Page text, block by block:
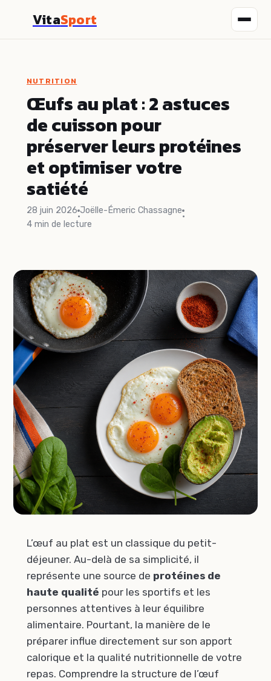
VitaSport
Nutrition
Sport
Santé
Bien-être
NUTRITION
Œufs au plat : 2 astuces
de cuisson pour
préserver leurs protéines
et optimiser votre
satiété
28 juin 2026
·
Joëlle-Émeric Chassagne
·
4 min de lecture
L’œuf au plat est un classique du petit-
déjeuner. Au-delà de sa simplicité, il
représente une source de protéines de
haute qualité pour les sportifs et les
personnes attentives à leur équilibre
alimentaire. Pourtant, la manière de le
préparer influe directement sur son apport
calorique et la qualité nutritionnelle de votre
repas. Comprendre la structure de l’œuf